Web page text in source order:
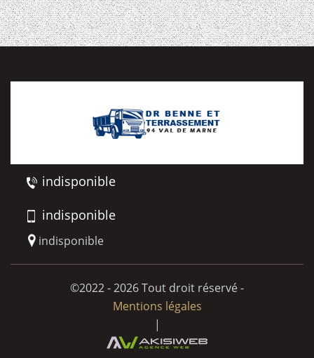
indisponible
indisponible
indisponible
©2022 - 2026 Tout droit réservé -
Mentions légales
|